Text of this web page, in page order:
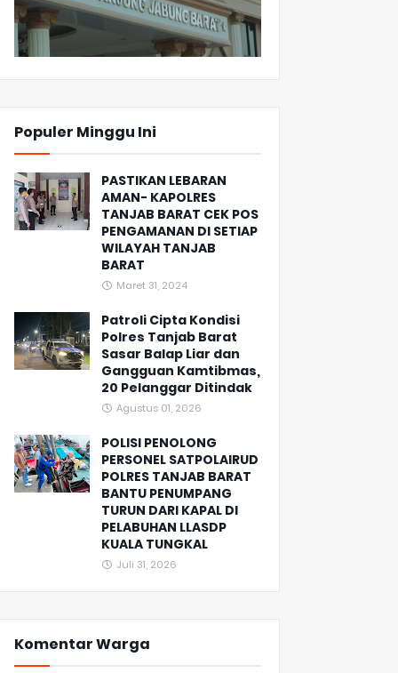
Populer Minggu Ini
PASTIKAN LEBARAN
AMAN- KAPOLRES
TANJAB BARAT CEK POS
PENGAMANAN DI SETIAP
WILAYAH TANJAB
BARAT
Maret 31, 2024
Patroli Cipta Kondisi
Polres Tanjab Barat
Sasar Balap Liar dan
Gangguan Kamtibmas,
20 Pelanggar Ditindak
Agustus 01, 2026
POLISI PENOLONG
PERSONEL SATPOLAIRUD
POLRES TANJAB BARAT
BANTU PENUMPANG
TURUN DARI KAPAL DI
PELABUHAN LLASDP
KUALA TUNGKAL
Juli 31, 2026
Komentar Warga